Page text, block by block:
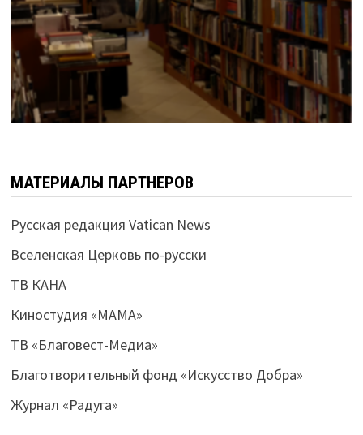
МАТЕРИАЛЫ ПАРТНЕРОВ
Русская редакция Vatican News
Вселенская Церковь по-русски
ТВ КАНА
Киностудия «МАМА»
ТВ «Благовест-Медиа»
Благотворительный фонд «Искусство Добра»
Журнал «Радуга»